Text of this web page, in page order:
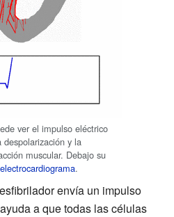
ver el impulso eléctrico
despolarización y la
muscular. Debajo su
electrocardiograma.
envía un impulso
a que todas las células